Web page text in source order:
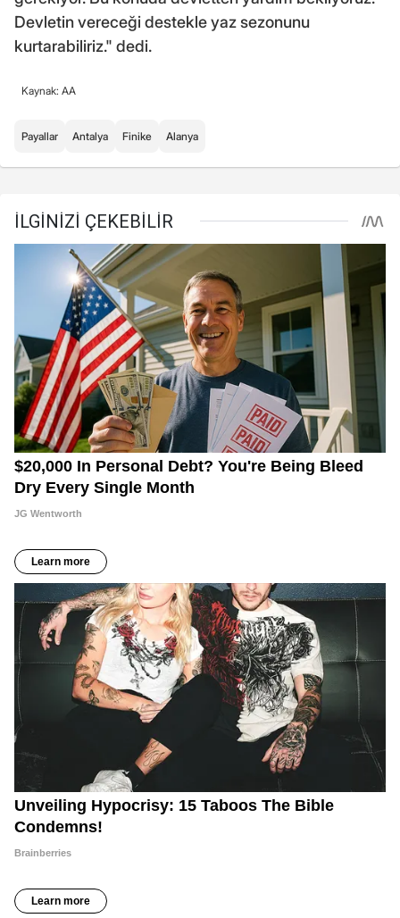
Devletin vereceği destekle yaz sezonunu
kurtarabiliriz." dedi.
Kaynak: AA
Payallar Antalya Finike Alanya